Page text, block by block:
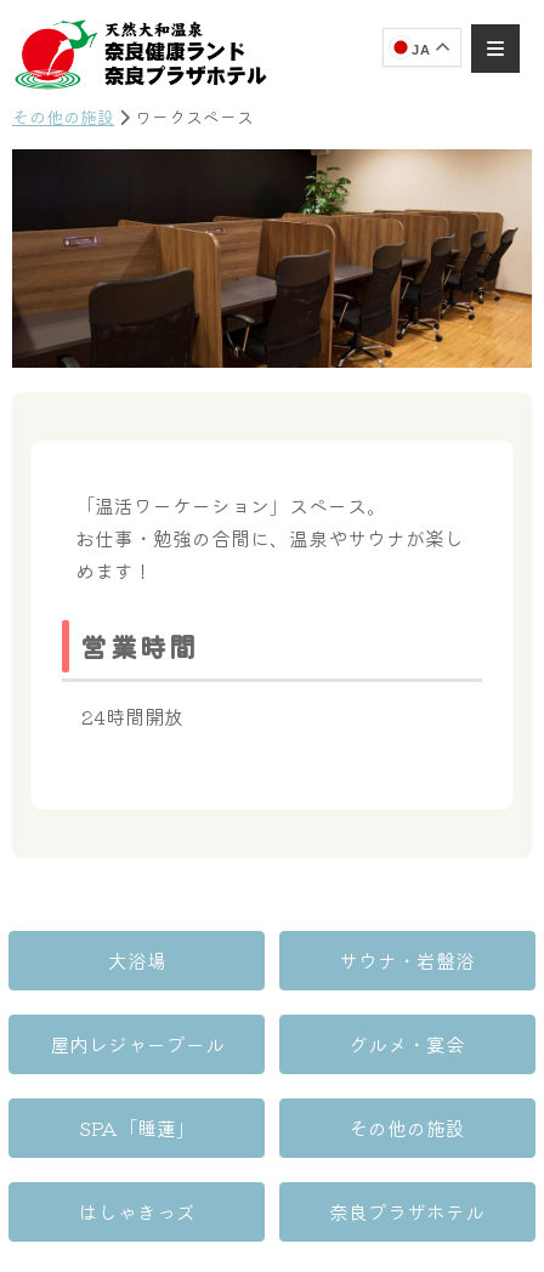
JA
その他の施設 ワークスペース
「温活ワーケーション」スペース。
お仕事・勉強の合間に、温泉やサウナが楽し
めます！
営業時間
24時間開放
大浴場 サウナ・岩盤浴
屋内レジャープール グルメ・宴会
SPA「睡蓮」 その他の施設
はしゃきっズ 奈良プラザホテル
AIコンシェルジュ
オンライン
奈良健康ランド AIコンシェルジュです。
ご質問をお伺いします。